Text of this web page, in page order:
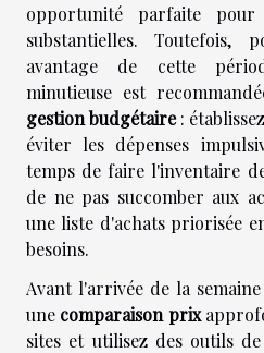
opportunité parfaite pour
substantielles. Toutefois,
avantage de cette
minutieuse est
gestion budgétaire:
éviter les dépenses
temps de faire l'inventaire
de ne pas succomber aux
une liste d'achats priorisée
besoins.
Avant l'arrivée de la
une comparaison prix
sites et utilisez des outils